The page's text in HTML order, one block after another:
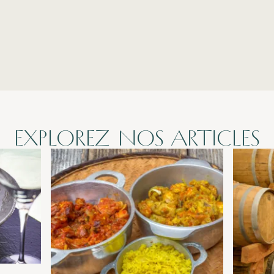
EXPLOREZ NOS ARTICLES